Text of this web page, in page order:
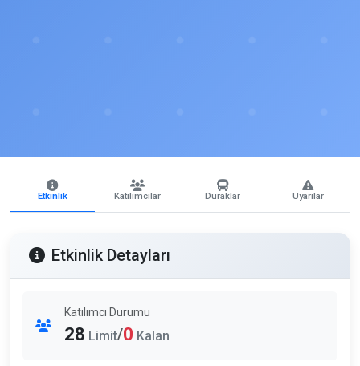
Etkinlik Katılımcılar Duraklar Uyarılar
Etkinlik Detayları
Katılımcı Durumu
28 Limit/0 Kalan